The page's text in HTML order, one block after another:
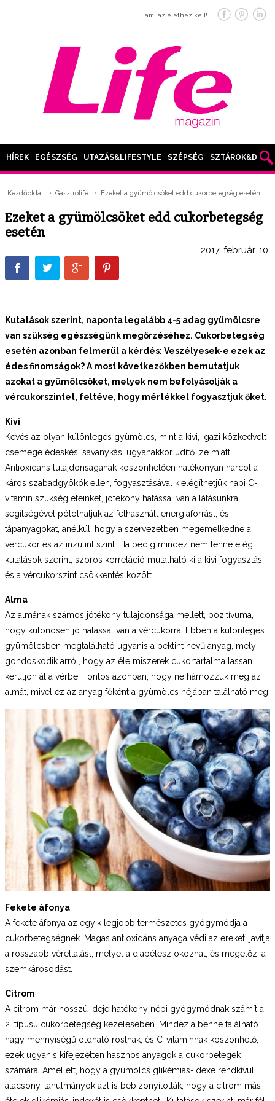
… ami az élethez kell!
HÍREK EGÉSZSÉG UTAZÁS&LIFESTYLE SZÉPSÉG SZTÁROK&DIVAT
Kezdőoldal Gasztrolife Ezeket a gyümölcsöket edd cukorbetegség esetén
Ezeket a gyümölcsöket edd cukorbetegség
esetén
2017. február. 10.
Kutatások szerint, naponta legalább 4-5 adag gyümölcsre
van szükség egészségünk megőrzéséhez. Cukorbetegség
esetén azonban felmerül a kérdés: Veszélyesek-e ezek az
édes finomságok? A most következőkben bemutatjuk
azokat a gyümölcsöket, melyek nem befolyásolják a
vércukorszintet, feltéve, hogy mértékkel fogyasztjuk őket.
Kivi
Kevés az olyan különleges gyümölcs, mint a kivi, igazi közkedvelt
csemege édeskés, savanykás, ugyanakkor üdítő íze miatt.
Antioxidáns tulajdonságának köszönhetően hatékonyan harcol a
káros szabadgyökök ellen, fogyasztásával kielégíthetjük napi C-
vitamin szükségleteinket, jótékony hatással van a látásunkra,
segítségével pótolhatjuk az felhasznált energiaforrást, és
tápanyagokat, anélkül, hogy a szervezetben megemelkedne a
vércukor és az inzulint szint. Ha pedig mindez nem lenne elég,
kutatások szerint, szoros korreláció mutatható ki a kivi fogyasztás
és a vércukorszint csökkentés között.
Alma
Az almának számos jótékony tulajdonsága mellett, pozitívuma,
hogy különösen jó hatással van a vércukorra. Ebben a különleges
gyümölcsben megtalálható ugyanis a pektint nevű anyag, mely
gondoskodik arról, hogy az élelmiszerek cukortartalma lassan
kerüljön át a vérbe. Fontos azonban, hogy ne hámozzuk meg az
almát, mivel ez az anyag főként a gyümölcs héjában található meg.
Fekete áfonya
A fekete áfonya az egyik legjobb természetes gyógymódja a
cukorbetegségnek. Magas antioxidáns anyaga védi az ereket, javítja
a rosszabb vérellátást, melyet a diabétesz okozhat, és megelőzi a
szemkárosodást.
Citrom
A citrom már hosszú ideje hatékony népi gyógymódnak számít a
2. típusú cukorbetegség kezelésében. Mindez a benne található
nagy mennyiségű oldható rostnak, és C-vitaminnak köszönhető,
ezek ugyanis kifejezetten hasznos anyagok a cukorbetegek
számára. Amellett, hogy a gyümölcs glikémiás-idexe rendkívül
alacsony, tanulmányok azt is bebizonyították, hogy a citrom más